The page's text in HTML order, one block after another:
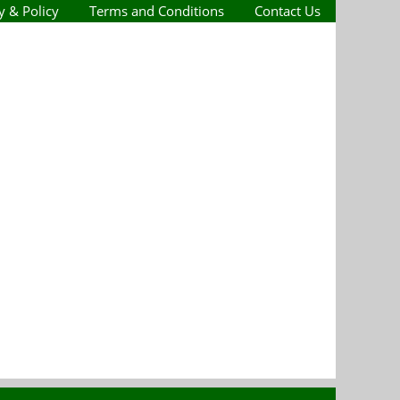
& Policy Terms and Conditions Contact Us